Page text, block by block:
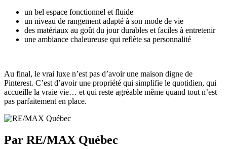
un bel espace fonctionnel et fluide
un niveau de rangement adapté à son mode de vie
des matériaux au goût du jour durables et faciles à entretenir
une ambiance chaleureuse qui reflète sa personnalité
Au final, le vrai luxe n’est pas d’avoir une maison digne de
Pinterest. C’est d’avoir une propriété qui simplifie le quotidien, qui
accueille la vraie vie… et qui reste agréable même quand tout n’est
pas parfaitement en place.
Par RE/MAX Québec